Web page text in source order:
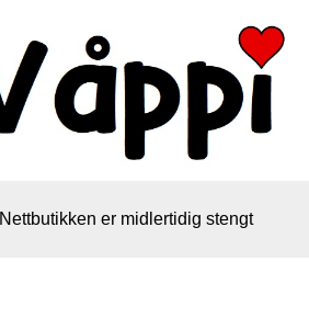
Nettbutikken er midlertidig stengt